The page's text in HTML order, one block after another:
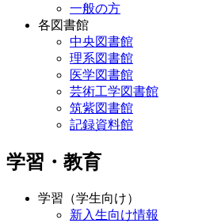
一般の方
各図書館
中央図書館
理系図書館
医学図書館
芸術工学図書館
筑紫図書館
記録資料館
学習・教育
学習（学生向け）
新入生向け情報